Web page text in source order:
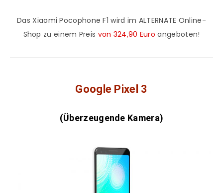
Das Xiaomi Pocophone F1 wird im ALTERNATE Online-
Shop zu einem Preis von 324,90 Euro angeboten!
Google Pixel 3
(Überzeugende Kamera)